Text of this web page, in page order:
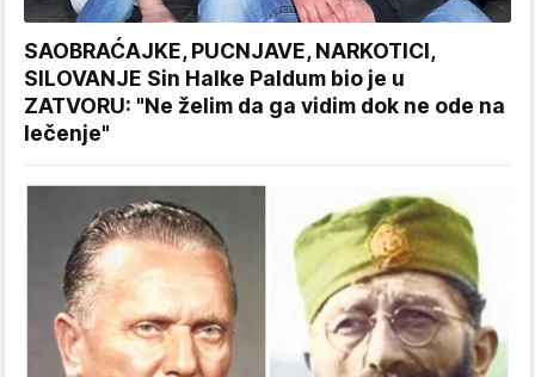
SAOBRAĆAJKE, PUCNJAVE, NARKOTICI,
SILOVANJE Sin Halke Paldum bio je u
ZATVORU: "Ne želim da ga vidim dok ne ode na
lečenje"